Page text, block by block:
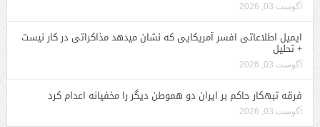
آگوست 03, 2026
ایمیل اطلاعاتی افسر آمریکایی که نشان میدهد مذاکراتی در کار نیست
+ تحلیل
آگوست 03, 2026
فرقه تبهکار حاکم بر ایران دو هموطن دیگر را مخفیانه اعدام کرد
آگوست 03, 2026